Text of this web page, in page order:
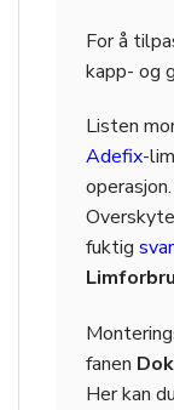
For å
kapp- og
Listen
Adefix-
operasjon.
fuktig
fanen
Her kan